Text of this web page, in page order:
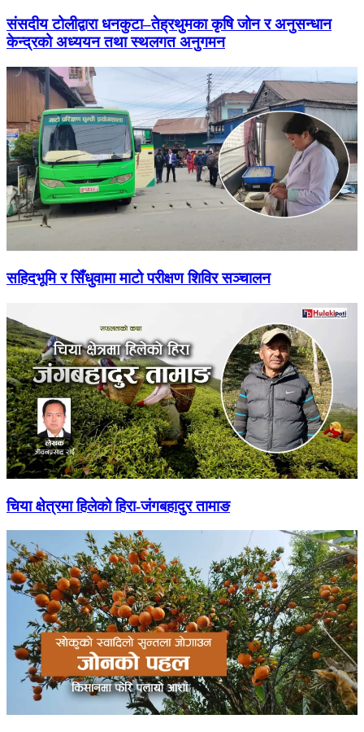
संसदीय टोलीद्वारा धनकुटा–तेह्रथुमका कृषि जोन र अनुसन्धान
केन्द्रको अध्ययन तथा स्थलगत अनुगमन
सहिदभूमि र सिँधुवामा माटो परीक्षण शिविर सञ्चालन
चिया क्षेत्रमा हिलेको हिरा-जंगबहादुर तामाङ